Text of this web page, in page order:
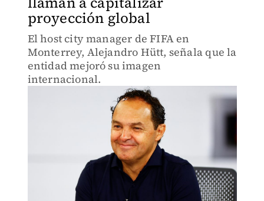
proyección global
El host city manager de FIFA en
Monterrey, Alejandro Hütt, señala que la
entidad mejoró su imagen
internacional.